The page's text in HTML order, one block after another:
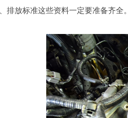
排放标准这些资料一定要准备齐全。